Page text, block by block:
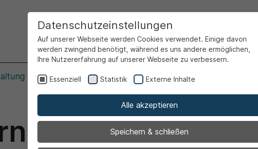
Ortsrecht Bauwesen Sondernutzungen an
an
Datenschutzeinstellungen
Auf unserer Webseite werden Cookies verwendet. Einige davon
werden zwingend benötigt, während es uns andere ermöglichen,
Ihre Nutzererfahrung auf unserer Webseite zu verbessern.
Essenziell Statistik Externe Inhalte
Alle akzeptieren
Speichern & schließen